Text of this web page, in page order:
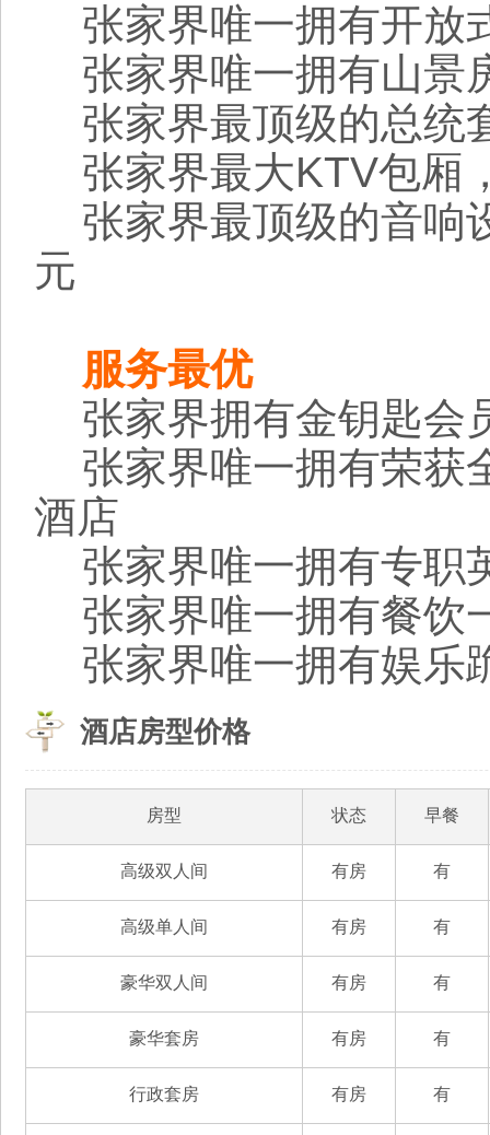
张家界唯一拥有开放
张家界唯一拥有山景
张家界最顶级的总统
张家界最大KTV包厢
张家界最顶级的音响
元
服务最优
张家界拥有金钥匙会
张家界唯一拥有荣获
酒店
张家界唯一拥有专职
张家界唯一拥有餐饮
张家界唯一拥有娱乐
酒店房型价格
房型 状态 早餐
高级双人间 有房 有
高级单人间 有房 有
豪华双人间 有房 有
豪华套房 有房 有
行政套房 有房 有